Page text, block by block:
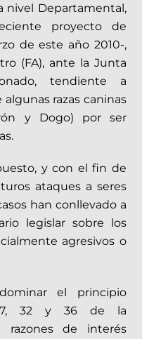
nivel Departamental,
proyecto de
de este año 2010-,
(FA), ante la Junta
tendiente a
razas caninas
y Dogo­) por ser
y con el fin de
ataques a seres
han conllevado a
legislar sobre los
agresivos o
el principio
7, 32 y 36 de la
razones de interés